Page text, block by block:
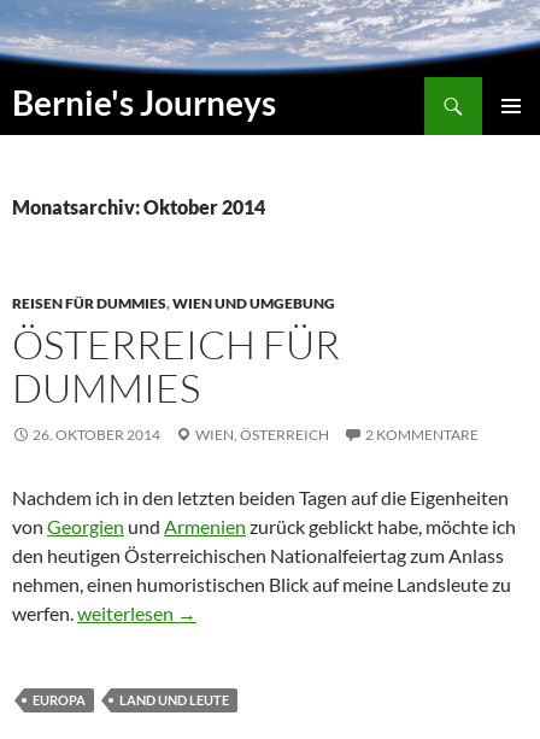
Zum
Inhalt
springen
Bernie's Journeys
Suchen
Monatsarchiv: Oktober 2014
REISEN FÜR DUMMIES,WIEN UND UMGEBUNG
ÖSTERREICH FÜR
DUMMIES
26. OKTOBER 2014 WIEN, ÖSTERREICH 2 KOMMENTARE
Nachdem ich in den letzten beiden Tagen auf die Eigenheiten
von Georgien und Armenien zurück geblickt habe, möchte ich
den heutigen Österreichischen Nationalfeiertag zum Anlass
nehmen, einen humoristischen Blick auf meine Landsleute zu
werfen.Österreich für Dummies
weiterlesen →
EUROPA LAND UND LEUTE